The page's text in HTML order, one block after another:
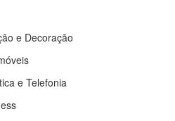
e Decoração
e Telefonia